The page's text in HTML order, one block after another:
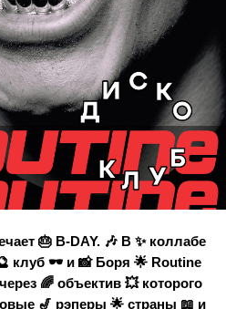
🎂 B-DAY. 🎶 В ✨ коллабе
клуб 🕶️ и 📸 Боря 🌟 Routine
🌈 объектив 💥 которого
🎷 рэперы 🌟 страны 📖 и